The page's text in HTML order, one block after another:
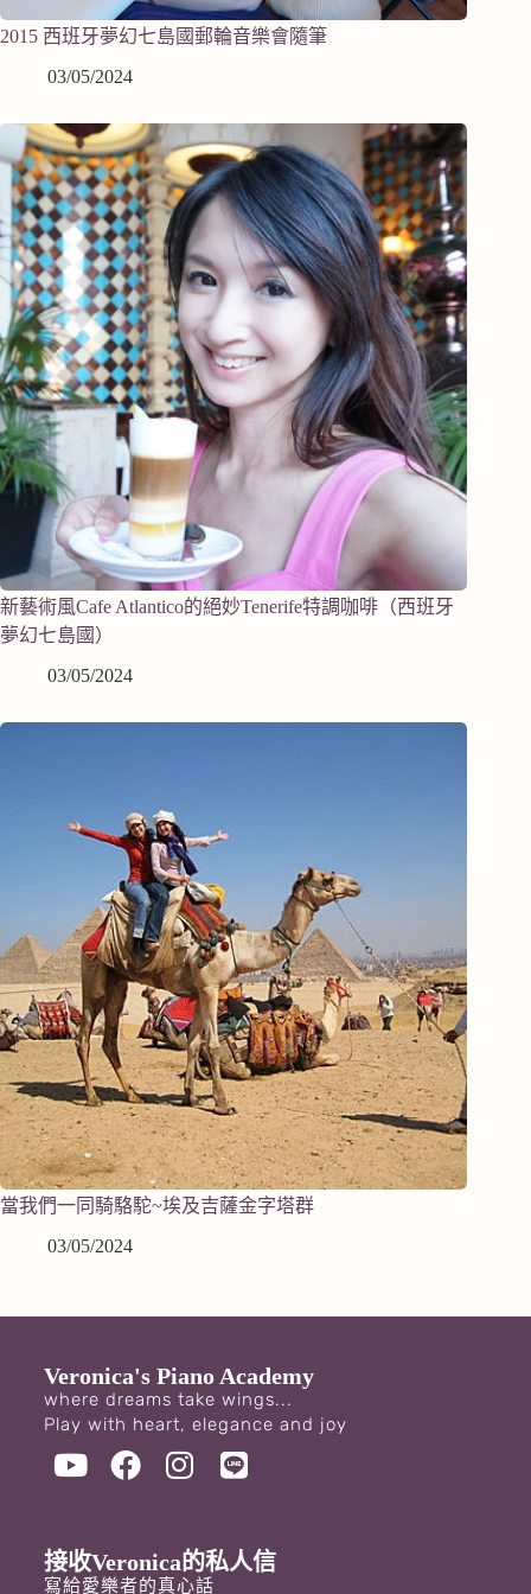
2015 西班牙夢幻七島國郵輪音樂會隨筆
03/05/2024
新藝術風Cafe Atlantico的絕妙Tenerife特調咖啡（西班牙
夢幻七島國）
03/05/2024
當我們一同騎駱駝~埃及吉薩金字塔群
03/05/2024
Veronica's Piano Academy
where dreams take wings...
Play with heart, elegance and joy
接收Veronica的私人信
寫給愛樂者的真心話